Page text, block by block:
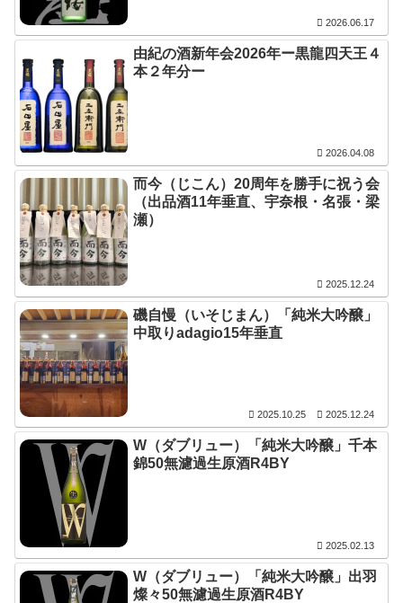
2026.06.17
由紀の酒新年会2026年ー黒龍四天王４
本２年分ー
2026.04.08
而今（じこん）20周年を勝手に祝う会
（出品酒11年垂直、宇奈根・名張・梁
瀬）
2025.12.24
磯自慢（いそじまん）「純米大吟醸」
中取りadagio15年垂直
2025.10.25 2025.12.24
W（ダブリュー）「純米大吟醸」千本
錦50無濾過生原酒R4BY
2025.02.13
W（ダブリュー）「純米大吟醸」出羽
燦々50無濾過生原酒R4BY